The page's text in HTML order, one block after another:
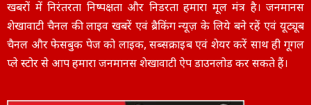
खबरों में निरंतरता निष्पक्षता और निडरता हमारा मूल मंत्र है। जनमानस
शेखावाटी चैनल की लाइव खबरें एवं ब्रैकिंग न्यूज़ के लिये बने रहें एवं यूट्यूब
चैनल और फेसबुक पेज को लाइक, सब्सक्राइब एवं शेयर करें साथ ही गूगल
प्ले स्टोर से आप हमारा जनमानस शेखावाटी ऐप डाउनलोड कर सकते हैं।